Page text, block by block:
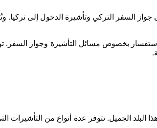
السفر التركي وتأشيرة الدخول إلى تركيا.
بخصوص مسائل التأشيرة وجواز السفر.
البلد الجميل. تتوفر عدة أنواع من